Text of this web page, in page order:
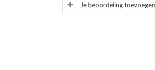
Je beoordeling toevoegen